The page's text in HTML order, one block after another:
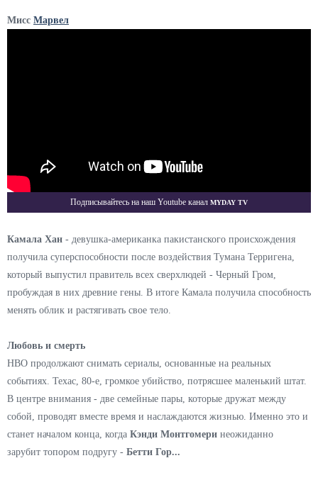
Мисс Марвел
Подписывайтесь на наш Youtube канал Myday TV
Камала Хан - девушка-американка пакистанского происхождения
получила суперспособности после воздействия Тумана Терригена,
который выпустил правитель всех сверхлюдей - Черный Гром,
пробуждая в них древние гены. В итоге Камала получила способность
менять облик и растягивать свое тело.
Любовь и смерть
HBO продолжают снимать сериалы, основанные на реальных
событиях. Техас, 80-е, громкое убийство, потрясшее маленький штат.
В центре внимания - две семейные пары, которые дружат между
собой, проводят вместе время и наслаждаются жизнью. Именно это и
станет началом конца, когда Кэнди Монтгомери неожиданно
зарубит топором подругу - Бетти Гор...